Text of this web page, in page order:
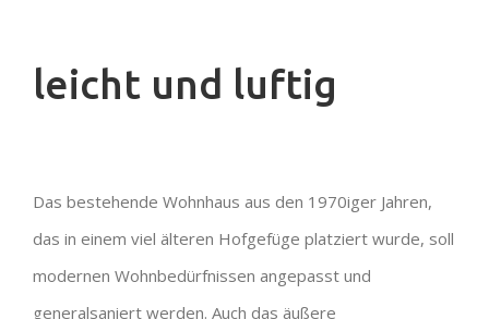
leicht und luftig
Das bestehende Wohnhaus aus den 1970iger Jahren,
das in einem viel älteren Hofgefüge platziert wurde, soll
modernen Wohnbedürfnissen angepasst und
generalsaniert werden. Auch das äußere